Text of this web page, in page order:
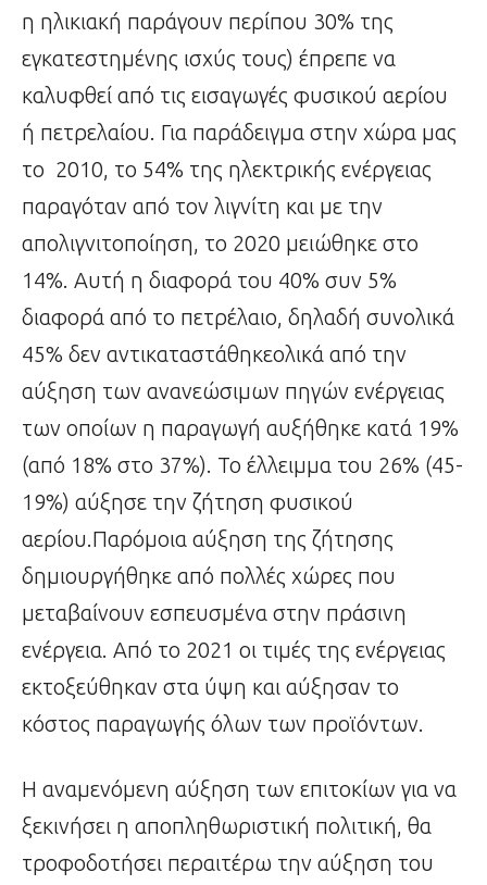
η ηλικιακή παράγουν περίπου 30% της
εγκατεστημένης ισχύς τους) έπρεπε να
καλυφθεί από τις εισαγωγές φυσικού αερίου
ή πετρελαίου. Για παράδειγμα στην χώρα μας
το 2010, το 54% της ηλεκτρικής ενέργειας
παραγόταν από τον λιγνίτη και με την
απολιγνιτοποίηση, το 2020 μειώθηκε στο
14%. Αυτή η διαφορά του 40% συν 5%
διαφορά από το πετρέλαιο, δηλαδή συνολικά
45% δεν αντικαταστάθηκεολικά από την
αύξηση των ανανεώσιμων πηγών ενέργειας
των οποίων η παραγωγή αυξήθηκε κατά 19%
(από 18% στο 37%). Το έλλειμμα του 26% (45-
19%) αύξησε την ζήτηση φυσικού
αερίου.Παρόμοια αύξηση της ζήτησης
δημιουργήθηκε από πολλές χώρες που
μεταβαίνουν εσπευσμένα στην πράσινη
ενέργεια. Από το 2021 οι τιμές της ενέργειας
εκτοξεύθηκαν στα ύψη και αύξησαν το
κόστος παραγωγής όλων των προϊόντων.
Η αναμενόμενη αύξηση των επιτοκίων για να
ξεκινήσει η αποπληθωριστική πολιτική, θα
τροφοδοτήσει περαιτέρω την αύξηση του